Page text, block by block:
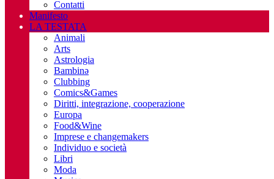
Contatti
Manifesto
LA TESTATA
Animali
Arts
Astrologia
Bambinə
Clubbing
Comics&Games
Diritti, integrazione, cooperazione
Europa
Food&Wine
Imprese e changemakers
Individuo e società
Libri
Moda